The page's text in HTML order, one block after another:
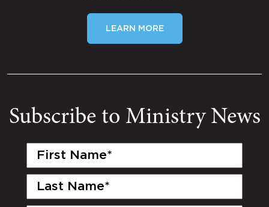
LEARN MORE
Subscribe to Ministry News
First
Last